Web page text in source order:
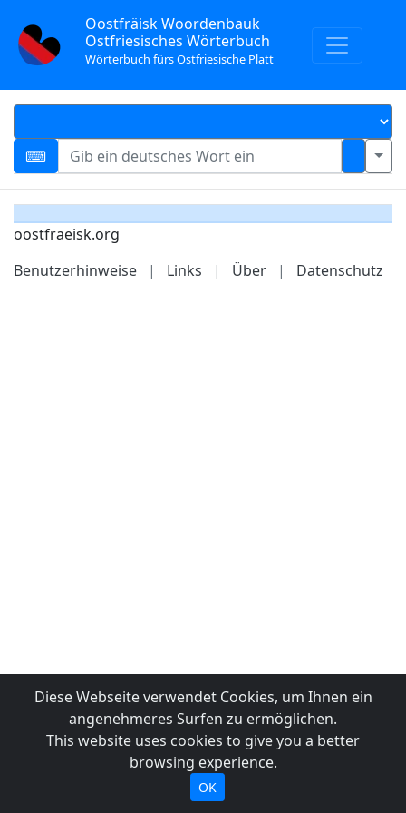
Oostfräisk Woordenbauk
Ostfriesisches Wörterbuch
Wörterbuch fürs Ostfriesische Platt
oostfraeisk.org
Benutzerhinweise
| Links | Über | Datenschutz
Diese Webseite verwendet Cookies, um Ihnen ein
angenehmeres Surfen zu ermöglichen.
This website uses cookies to give you a better
browsing experience.
OK